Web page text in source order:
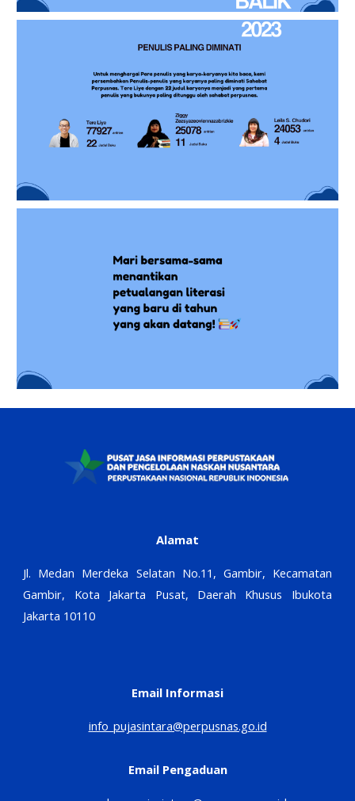
Alamat
Jl. Medan Merdeka Selatan No.11, Gambir, Kecamatan
Gambir, Kota Jakarta Pusat, Daerah Khusus Ibukota
Jakarta 10110
Email Informasi
info_pujasintara@perpusnas.go.id
Email Pengaduan